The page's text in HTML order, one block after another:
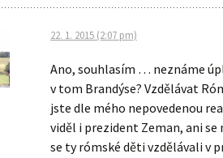
22. 1. 2015 (2:07 pm)
Ano, souhlasím … neznáme
v tom Brandýse? Vzdělávat
jste dle mého nepovedenou
viděl i prezident Zeman, ani se
se ty rómské děti vzdělávali v